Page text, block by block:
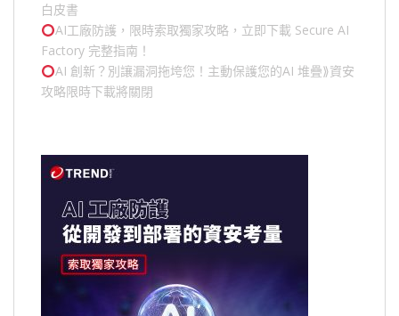
白皮書
AI工廠防護，限時索取獨家攻略，立即下載 Secure AI
Factory 完整指南！
AI 創新？別讓漏洞拖垮您！主動保護您的AI 堆疊⟫資安
攻略限時下載將關閉